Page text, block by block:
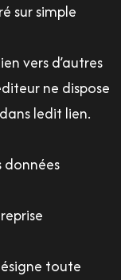
sur simple
vers d’autres
ne dispose
ledit lien.
toute